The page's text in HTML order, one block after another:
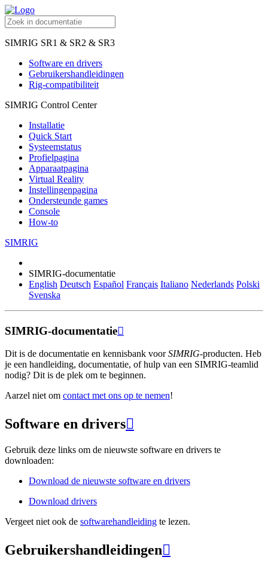
SIMRIG SR1 & SR2 & SR3
Software en drivers
Gebruikershandleidingen
Rig-compatibiliteit
SIMRIG Control Center
Installatie
Quick Start
Systeemstatus
Profielpagina
Apparaatpagina
Virtual Reality
Instellingenpagina
Ondersteunde games
Console
How-to
SIMRIG
SIMRIG-documentatie
English Deutsch Español Français Italiano Nederlands Polski
Svenska
SIMRIG-documentatie
Dit is de documentatie en kennisbank voorSIMRIG-producten. Heb
je een handleiding, documentatie, of hulp van een SIMRIG-teamlid
nodig? Dit is de plek om te beginnen.
Aarzel niet om contact met ons op te nemen!
Software en drivers
Gebruik deze links om de nieuwste software en drivers te
downloaden:
Download de nieuwste software en drivers
Download drivers
Vergeet niet ook de softwarehandleiding te lezen.
Gebruikershandleidingen